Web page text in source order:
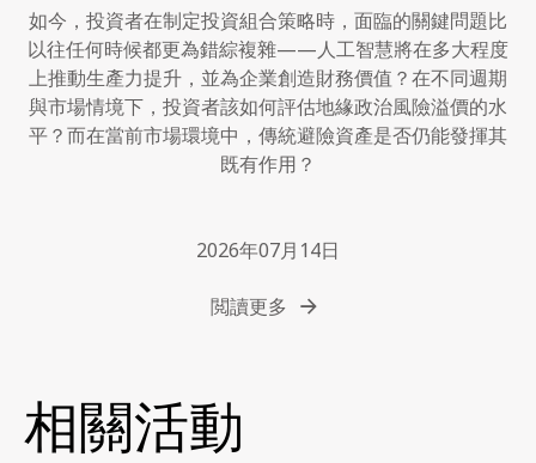
如今，投資者在制定投資組合策略時，面臨的關鍵問題比
以往任何時候都更為錯綜複雜——人工智慧將在多大程度
上推動生產力提升，並為企業創造財務價值？在不同週期
與市場情境下，投資者該如何評估地緣政治風險溢價的水
平？而在當前市場環境中，傳統避險資產是否仍能發揮其
既有作用？
2026年07月14日
閲讀更多
相關活動